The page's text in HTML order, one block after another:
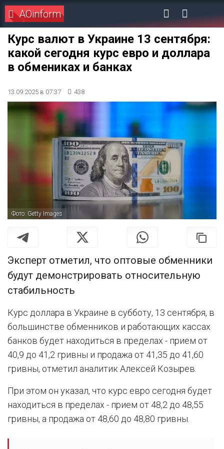
AOinform
Курс валют в Украине 13 сентября:
какой сегодня курс евро и доллара
в обмениках и банках
13.09.2025 в 07:37 438
Фото: Getty Images
Эксперт отметил, что оптовые обменники
будут демонстрировать относительную
стабильность
Курс доллара в Украине в субботу, 13 сентября, в
большинстве обменников и работающих кассах
банков будет находиться в пределах - прием от
40,9 до 41,2 гривны и продажа от 41,35 до 41,60
гривны, отметил аналитик Алексей Козырев.
При этом он указал, что курс евро сегодня будет
находиться в пределах - прием от 48,2 до 48,55
гривны, а продажа от 48,60 до 48,80 гривны.